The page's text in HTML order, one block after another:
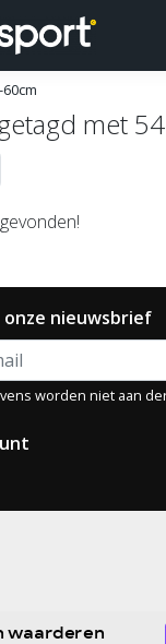
met
nieuwsbrief
worden niet aan